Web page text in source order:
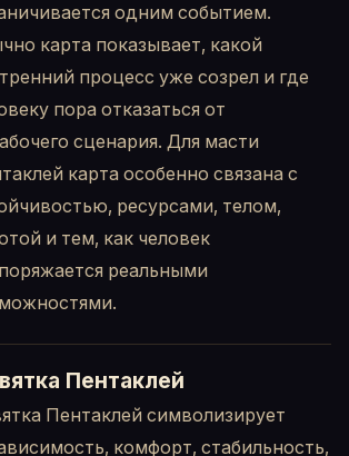
одним событием.
карта показывает, какой
процесс уже созрел и где
пора отказаться от
сценария. Для масти
карта особенно связана с
ресурсами, телом,
и тем, как человек
реальными
Пентаклей
Пентаклей символизирует
комфорт, стабильность,